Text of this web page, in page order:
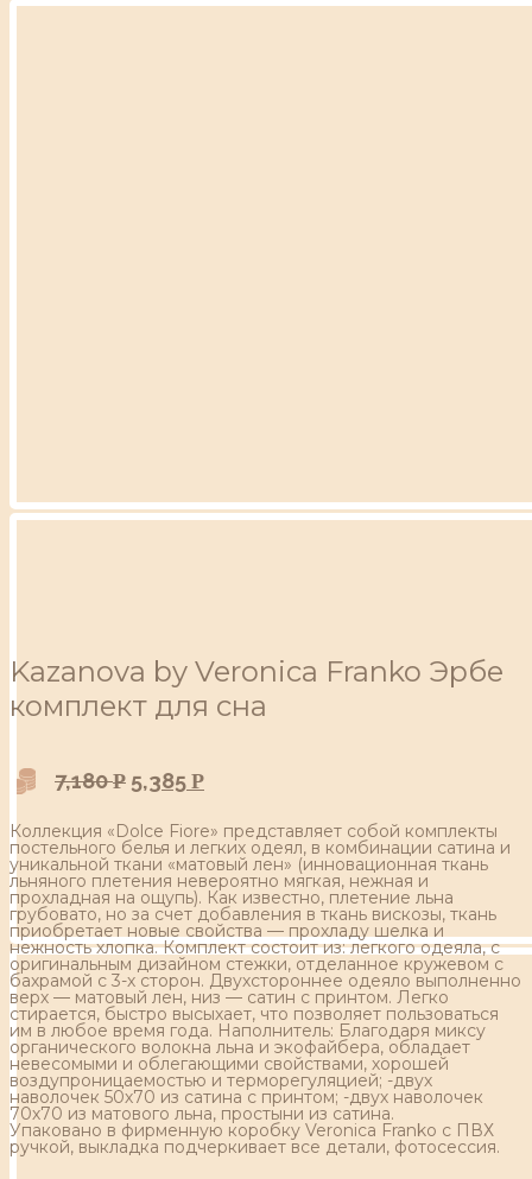
Kazanova by Veronica Franko Эрбе
комплект для сна
7,180Р 5,385 Р
Коллекция «Dolce Fiore» представляет собой комплекты
постельного белья и легких одеял, в комбинации сатина и
уникальной ткани «матовый лен» (инновационная ткань
льняного плетения невероятно мягкая, нежная и
прохладная на ощупь). Как известно, плетение льна
грубовато, но за счет добавления в ткань вискозы, ткань
приобретает новые свойства — прохладу шелка и
нежность хлопка. Комплект состоит из: легкого одеяла, с
оригинальным дизайном стежки, отделанное кружевом с
бахрамой с 3-х сторон. Двухстороннее одеяло выполненно
верх — матовый лен, низ — сатин с принтом. Легко
стирается, быстро высыхает, что позволяет пользоваться
им в любое время года. Наполнитель: Благодаря миксу
органического волокна льна и экофайбера, обладает
невесомыми и облегающими свойствами, хорошей
воздупроницаемостью и терморегуляцией; -двух
наволочек 50х70 из сатина с принтом; -двух наволочек
70х70 из матового льна, простыни из сатина.
Упаковано в фирменную коробку Veronica Franko с ПВХ
ручкой, выкладка подчеркивает все детали, фотосессия.